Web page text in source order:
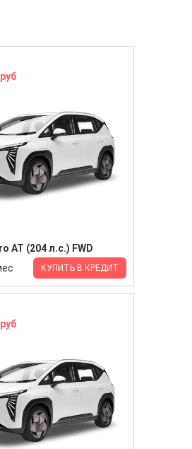
AT (204 л.с.) FWD
КУПИТЬ В КРЕДИТ